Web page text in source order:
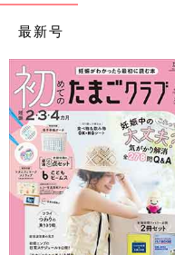
最新号